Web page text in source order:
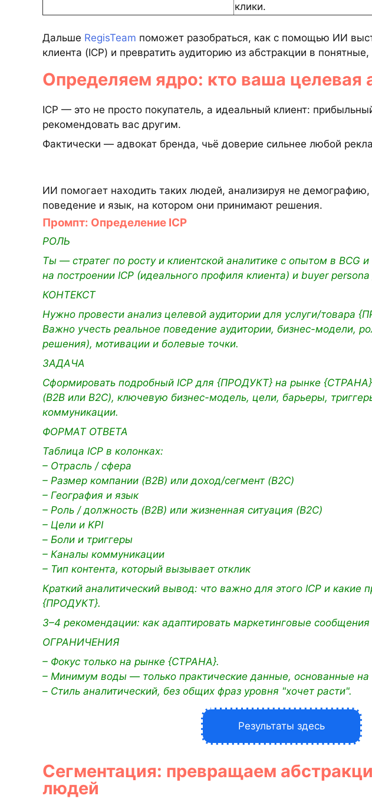
клики.
Дальше RegisTeam поможет разобраться, как с помощью ИИ
клиента (ICP) и превратить аудиторию из абстракции в
Определяем ядро: кто ваша целевая
ICP — это не просто покупатель, а идеальный клиент:
рекомендовать вас другим.
Фактически — адвокат бренда, чьё доверие сильнее любой
ИИ помогает находить таких людей, анализируя не
поведение и язык, на котором они принимают решения.
Промпт: Определение ICP
РОЛЬ
Ты — стратег по росту и клиентской аналитике с опытом в BCG
на построении ICP (идеального профиля клиента) и buyer
КОНТЕКСТ
Нужно провести анализ целевой аудитории для услуги/товара
Важно учесть реальное поведение аудитории, бизнес-модели,
решения), мотивации и болевые точки.
ЗАДАЧА
Сформировать подробный ICP для {ПРОДУКТ} на рынке
(B2B или B2C), ключевую бизнес-модель, цели, барьеры,
коммуникации.
ФОРМАТ ОТВЕТА
Таблица ICP в колонках:
– Отрасль / сфера
– Размер компании (B2B) или доход/сегмент (B2C)
– География и язык
– Роль / должность (B2B) или жизненная ситуация (B2C)
– Цели и KPI
– Боли и триггеры
– Каналы коммуникации
– Тип контента, который вызывает отклик
Краткий аналитический вывод: что важно для этого ICP и какие
{ПРОДУКТ}.
3–4 рекомендации: как адаптировать маркетинговые сообщения
ОГРАНИЧЕНИЯ
– Фокус только на рынке {СТРАНА}.
– Минимум воды — только практические данные, основанные на
– Стиль аналитический, без общих фраз уровня "хочет расти".
Результаты здесь
Сегментация: превращаем
людей